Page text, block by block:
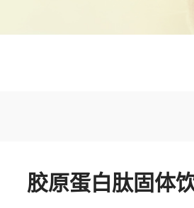
胶原蛋白肽固体